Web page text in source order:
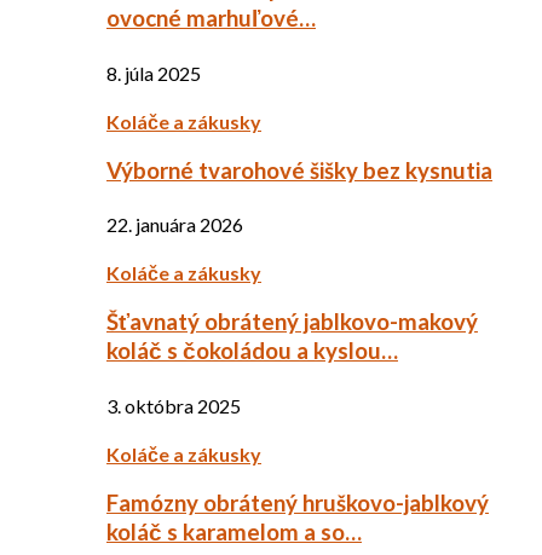
ovocné marhuľové…
8. júla 2025
Koláče a zákusky
Výborné tvarohové šišky bez kysnutia
22. januára 2026
Koláče a zákusky
Šťavnatý obrátený jablkovo-makový
koláč s čokoládou a kyslou…
3. októbra 2025
Koláče a zákusky
Famózny obrátený hruškovo-jablkový
koláč s karamelom a so…